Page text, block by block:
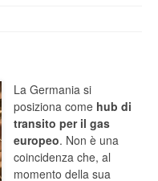
La Germania si
posiziona come hub di
transito per il gas
europeo. Non è una
coincidenza che, al
momento della sua